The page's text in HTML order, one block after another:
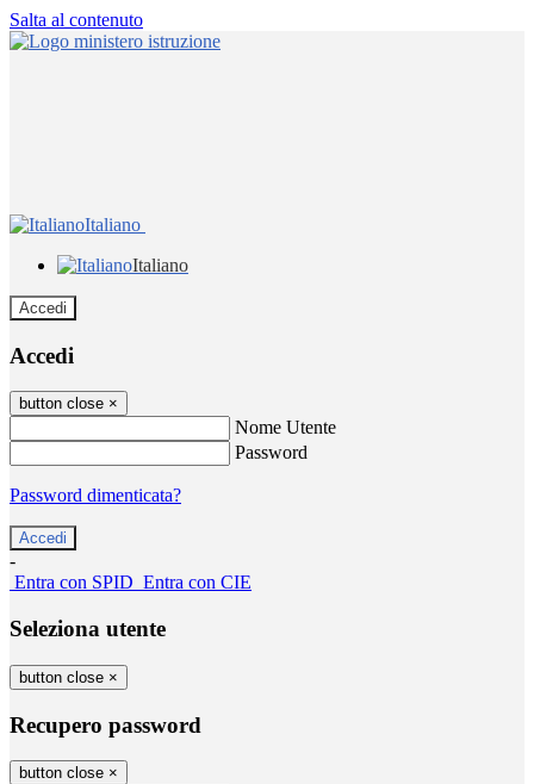
Salta al contenuto
Italiano
Italiano
Accedi
Accedi
button close ×
Nome Utente
Password
Password dimenticata?
-
Entra con SPID Entra con CIE
Seleziona utente
button close ×
Recupero password
button close ×